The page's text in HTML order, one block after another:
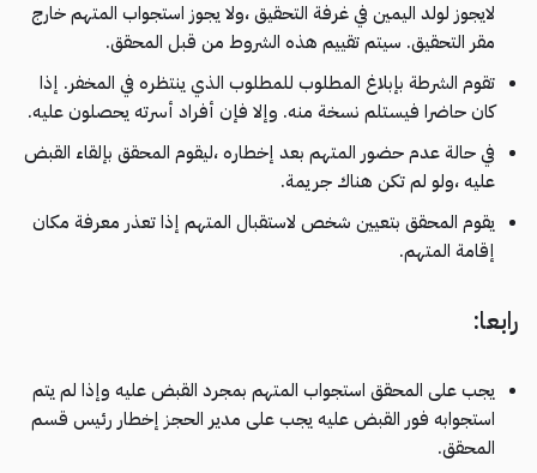
لايجوز لولد اليمين في غرفة التحقيق ،ولا يجوز استجواب المتهم خارج
مقر التحقيق. سيتم تقييم هذه الشروط من قبل المحقق.
تقوم الشرطة بإبلاغ المطلوب للمطلوب الذي ينتظره في المخفر. إذا
كان حاضرا فيستلم نسخة منه. وإلا فإن أفراد أسرته يحصلون عليه.
في حالة عدم حضور المتهم بعد إخطاره ،ليقوم المحقق بإلقاء القبض
عليه ،ولو لم تكن هناك جريمة.
يقوم المحقق بتعيين شخص لاستقبال المتهم إذا تعذر معرفة مكان
إقامة المتهم.
رابعا:
يجب على المحقق استجواب المتهم بمجرد القبض عليه وإذا لم يتم
استجوابه فور القبض عليه يجب على مدير الحجز إخطار رئيس قسم
المحقق.